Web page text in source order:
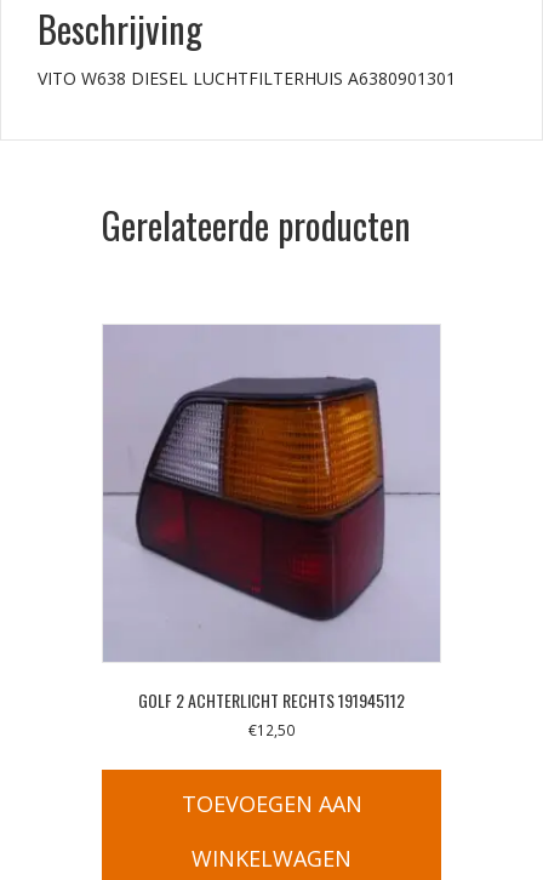
Beschrijving
VITO W638 DIESEL LUCHTFILTERHUIS A6380901301
Gerelateerde producten
GOLF 2 ACHTERLICHT RECHTS 191945112
€12,50
TOEVOEGEN AAN
WINKELWAGEN